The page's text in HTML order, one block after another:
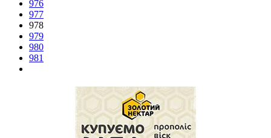
976
977
978
979
980
981